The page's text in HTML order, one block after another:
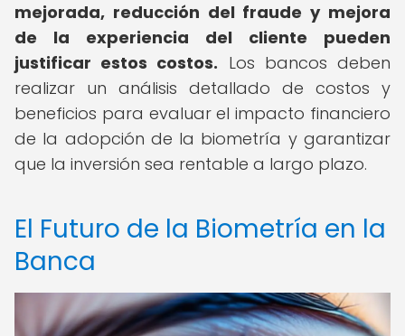
mejorada, reducción del fraude y mejora
de la experiencia del cliente pueden
justificar estos costos. Los bancos deben
realizar un análisis detallado de costos y
beneficios para evaluar el impacto financiero
de la adopción de la biometría y garantizar
que la inversión sea rentable a largo plazo.
El Futuro de la Biometría en la
Banca